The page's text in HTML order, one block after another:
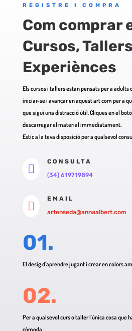
REGISTRE I COMPRA
Com comprar
Cursos,
Experiènces
Els cursos i tallers estan pensats per a adults
iniciar-se i avançar en aquest art com per a
que sigui una distracció útil. Cliques en el
descarregar el material immediatament.
Estic a la teva disposició per a qualsevol

CONSULTA
(34) 619719894

EMAIL
artenseda@annaalbert.com
01.
El desig d'aprendre jugant i crear en colors
02.
Per a qualsevol curs o taller l'única cosa que
còmoda